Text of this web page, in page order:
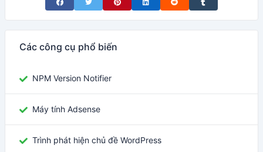
Share on Facebook
Share on TwitterShare on Pinterest
Share on LinkedIn
Share on RedditShare on Tumblr
Các công cụ phổ biến
NPM Version Notifier
Máy tính Adsense
Trình phát hiện chủ đề WordPress